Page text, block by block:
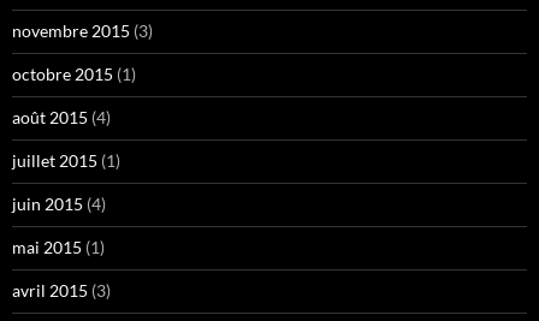
novembre 2015 (3)
octobre 2015 (1)
août 2015 (4)
juillet 2015 (1)
juin 2015 (4)
mai 2015 (1)
avril 2015 (3)